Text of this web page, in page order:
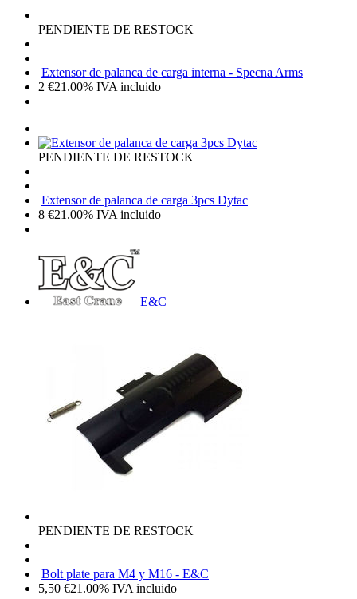
PENDIENTE DE RESTOCK
Extensor de palanca de carga interna - Specna Arms
2 €21.00% IVA incluido
PENDIENTE DE RESTOCK
Extensor de palanca de carga 3pcs Dytac
8 €21.00% IVA incluido
E&C
PENDIENTE DE RESTOCK
Bolt plate para M4 y M16 - E&C
5,50 €21.00% IVA incluido